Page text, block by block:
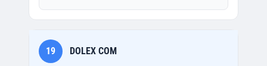
19 DOLEX COM